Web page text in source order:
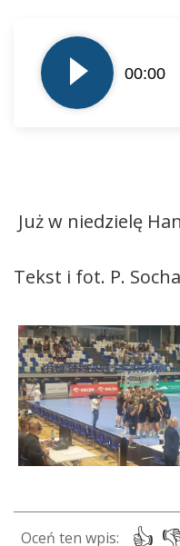
plików
dźwiękowych
00:00
Już w niedzielę
Tekst i fot. P. Socha